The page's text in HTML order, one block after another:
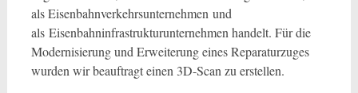
als Eisenbahnverkehrsunternehmen und
als Eisenbahninfrastrukturunternehmen handelt. Für die
Modernisierung und Erweiterung eines Reparaturzuges
wurden wir beauftragt einen 3D-Scan zu erstellen.